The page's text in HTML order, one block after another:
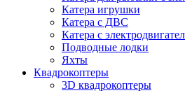
Катера игрушки
Катера с ДВС
Катера с
Подводные лодки
Яхты
Квадрокоптеры
3D квадрокоптеры